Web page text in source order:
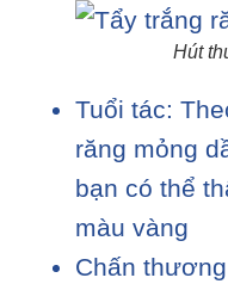
Hút
Tuổi tác:
răng mỏng
bạn có thể
màu vàng
Chấn thương